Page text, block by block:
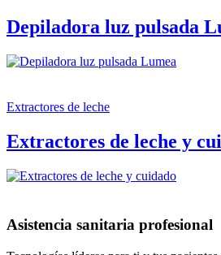
Depiladora luz pulsada
Extractores de leche
Extractores de leche y
Asistencia sanitaria profesional